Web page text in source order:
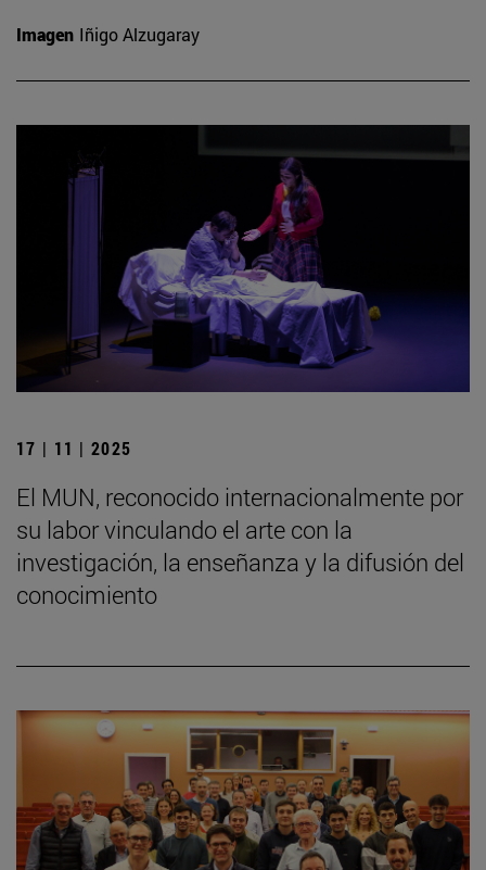
Imagen Iñigo Alzugaray
17 | 11 | 2025
El MUN, reconocido internacionalmente por
su labor vinculando el arte con la
investigación, la enseñanza y la difusión del
conocimiento